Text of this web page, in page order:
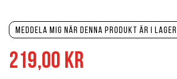
219,00 kr
Meddela mig när denna produkt är i lager